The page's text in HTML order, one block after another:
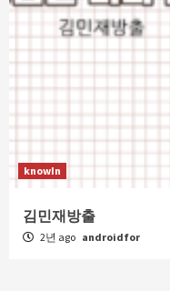
knowIn
김민재방출
2년 ago androidfor